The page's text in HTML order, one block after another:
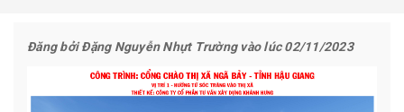
Đăng bởiĐặng Nguyễn Nhựt Trườngvào lúc 02/11/2023